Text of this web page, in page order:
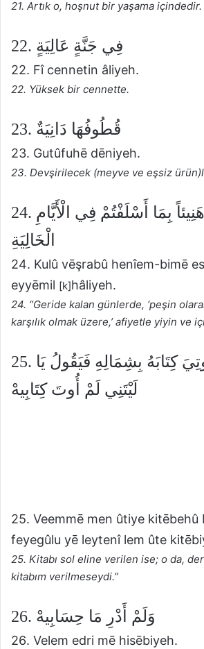
21. Artık o, hoşnut bir yaşama içindedir.
22. فِي جَنَّةٍ عَالِيَةٍ
22. Fî cennetin âliyeh.
22. Yüksek bir cennette.
23. قُطُوفُهَا دَانِيَةٌ
23. Gutûfuhē dēniyeh.
23. Devşirilecek (meyve ve eşsiz
24. كُلُوا وَاشْرَبُوا هَنِيئاً بِمَا أَسْلَفْتُمْ فِي الْأَيَّامِ
الْخَالِيَةِ
24. Kulû vēşrabû henîem-bimē
eyyēmil [k]hâliyeh.
24. “Geride kalan günlerde, ‘peşin
karşılık olmak üzere,’ afiyetle yiyin ve
25. وَأَمَّا مَنْ أُوتِيَ كِتَابَهُ بِشِمَالِهِ فَيَقُولُ يَا
لَيْتَنِي لَمْ أُوتَ كِتَابِيهْ
25. Veemmē men ûtiye kitēbehû
feyegûlu yē leytenî lem ûte
25. Kitabı sol eline verilen ise; o da,
kitabım verilmeseydi.”
26. وَلَمْ أَدْرِ مَا حِسَابِيهْ
26. Velem edri mē hisēbiyeh.